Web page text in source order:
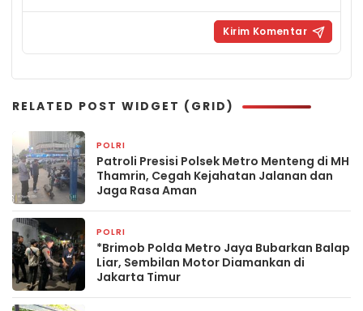
RELATED POST WIDGET (GRID)
POLRI
Patroli Presisi Polsek Metro Menteng di MH
Thamrin, Cegah Kejahatan Jalanan dan
Jaga Rasa Aman
POLRI
*Brimob Polda Metro Jaya Bubarkan Balap
Liar, Sembilan Motor Diamankan di
Jakarta Timur